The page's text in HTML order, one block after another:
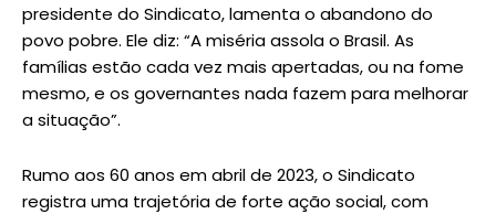
presidente do Sindicato, lamenta o abandono do
povo pobre. Ele diz: “A miséria assola o Brasil. As
famílias estão cada vez mais apertadas, ou na fome
mesmo, e os governantes nada fazem para melhorar
a situação”.
Rumo aos 60 anos em abril de 2023, o Sindicato
registra uma trajetória de forte ação social, com